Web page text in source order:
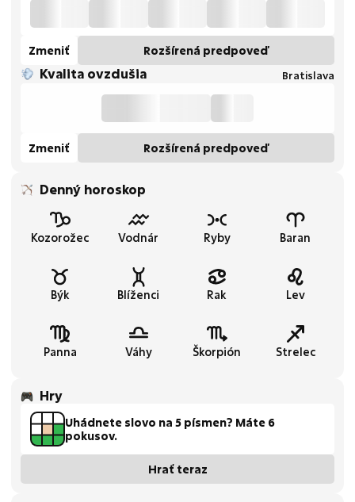
Zmeniť Rozšírená predpoveď
Kvalita ovzdušia Bratislava
Zmeniť Rozšírená predpoveď
Denný horoskop
Kozorožec Vodnár Ryby Baran
Býk Blíženci Rak Lev
Panna Váhy Škorpión Strelec
Hry
Uhádnete slovo na 5 písmen? Máte 6
pokusov.
Hrať teraz